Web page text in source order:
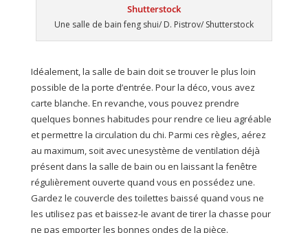
Une salle de bain feng shui/ D. Pistrov/ Shutterstock
Idéalement, la salle de bain doit se trouver le plus loin
possible de la porte d’entrée. Pour la déco, vous avez
carte blanche. En revanche, vous pouvez prendre
quelques bonnes habitudes pour rendre ce lieu agréable
et permettre la circulation du chi. Parmi ces règles, aérez
au maximum, soit avec unesystème de ventilation déjà
présent dans la salle de bain ou en laissant la fenêtre
régulièrement ouverte quand vous en possédez une.
Gardez le couvercle des toilettes baissé quand vous ne
les utilisez pas et baissez-le avant de tirer la chasse pour
ne pas emporter les bonnes ondes de la pièce.